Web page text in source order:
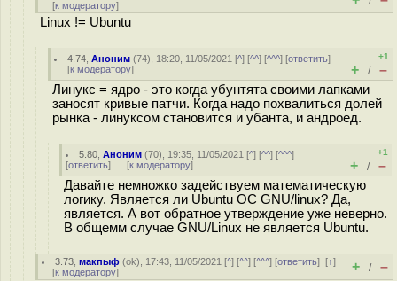
[к модератору]
Linux != Ubuntu
4.74 ,Аноним (74), 18:20, 11/05/2021 [^] [^^] [^^^] [ответить]
[к модератору]
+1
+ / –
Линукс = ядро - это когда убунтята своими лапками
заносят кривые патчи. Когда надо похвалиться долей
рынка - линуксом становится и убанта, и андроед.
5.80 ,Аноним (70), 19:35, 11/05/2021 [^] [^^] [^^^]
[ответить] [к модератору]
+1
+ / –
Давайте немножко задействуем математическую
логику. Является ли Ubuntu ОС GNU/linux? Да,
является. А вот обратное утверждение уже неверно.
В общемм случае GNU/Linux не является Ubuntu.
3.73 ,макпыф (ok), 17:43, 11/05/2021 [^] [^^] [^^^] [ответить][↑]
[к модератору] + / –